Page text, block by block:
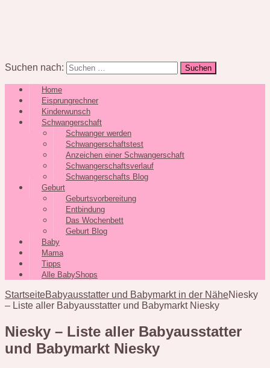
Suchen nach:
Home
Eisprungrechner
Kinderwunsch
Schwangerschaft
Schwanger werden
Schwangerschaftstest
Anzeichen einer Schwangerschaft
Schwangerschaftsverlauf
Schwangerschafts Blog
Geburt
Geburtsvorbereitung
Entbindung
Das Wochenbett
Geburt Blog
Baby
Mama
Tipps
Alle BabyShops
StartseiteBabyausstatter und Babymarkt in der NäheNiesky
– Liste aller Babyausstatter und Babymarkt Niesky
Niesky – Liste aller Babyausstatter
und Babymarkt Niesky